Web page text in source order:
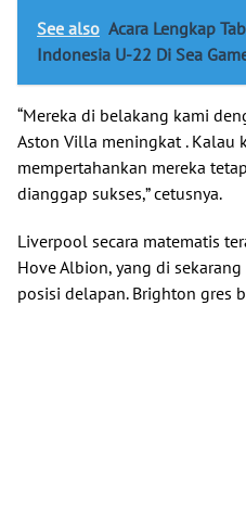
See also Acara Lengkap
Indonesia U-22 Di Sea
“Mereka di belakang kami
Aston Villa meningkat . Kalau
mempertahankan mereka
dianggap sukses,” cetusnya.
Liverpool secara matematis
Hove Albion, yang di
posisi delapan. Brighton gres